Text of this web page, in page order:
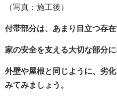
（写真：施工後）
付帯部分は、あまり目立つ存在
家の安全を支える大切な部分に
外壁や屋根と同じように、劣
みてみましょう。